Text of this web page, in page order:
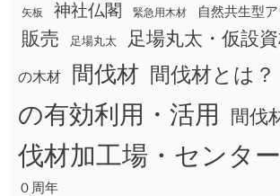
矢板 神社仏閣 緊急用木材 自然共生型
販売 足場丸太 足場丸太・仮設
の木材 間伐材 間伐材とは？
の有効利用・活用
間伐
伐材加工場・センター
０周年